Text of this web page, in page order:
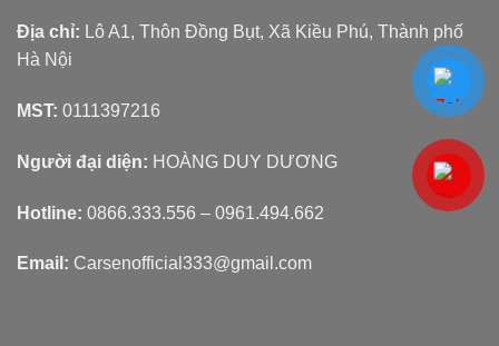
Địa chỉ: Lô A1, Thôn Đồng Bụt, Xã Kiều Phú, Thành phố
Hà Nội
MST: 0111397216
Người đại diện: HOÀNG DUY DƯƠNG
Hotline: 0866.333.556 – 0961.494.662
Email: Carsenofficial333@gmail.com